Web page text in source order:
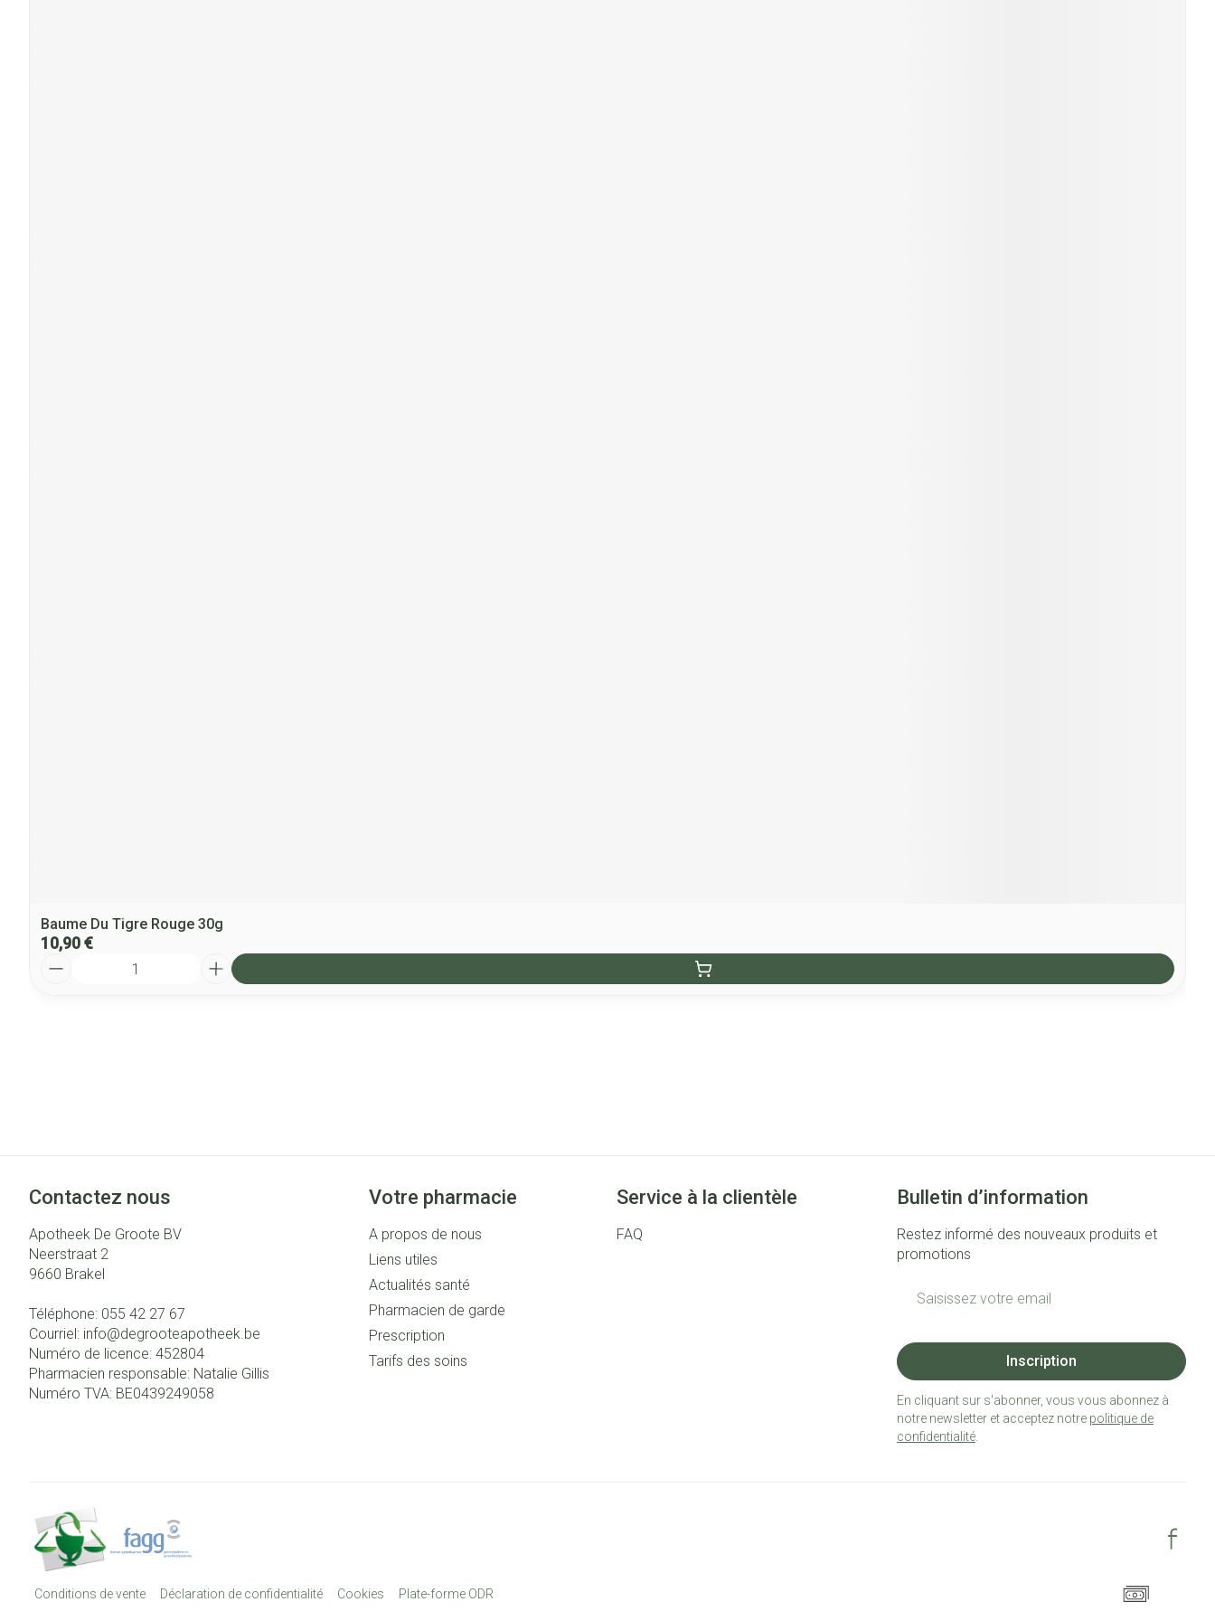
Baume Du Tigre Rouge 30g
10,90 €
Contactez nous
Apotheek De Groote BV
Neerstraat 2
9660 Brakel
Téléphone: 055 42 27 67
Courriel: info@degrooteapotheek.be
Numéro de licence: 452804
Pharmacien responsable: Natalie Gillis
Numéro TVA: BE0439249058
Votre pharmacie
A propos de nous
Liens utiles
Actualités santé
Pharmacien de garde
Prescription
Tarifs des soins
Service à la clientèle
FAQ
Bulletin d’information
Restez informé des nouveaux produits et
promotions
Inscription
En cliquant sur s'abonner, vous vous abonnez à
notre newsletter et acceptez notre politique de
confidentialité
Conditions de vente Déclaration de confidentialité Cookies Plate-forme ODR